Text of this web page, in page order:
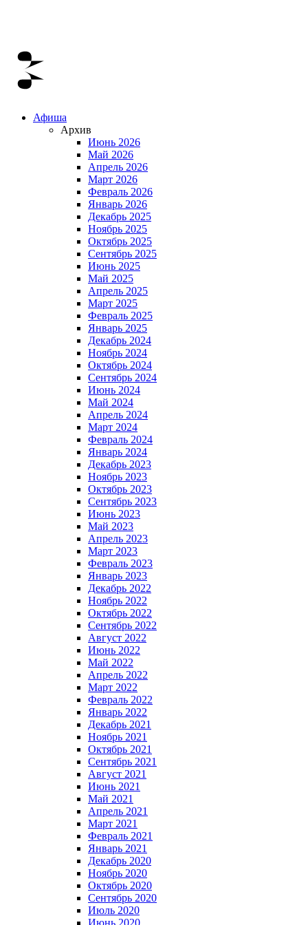
Афиша
Архив
Июнь 2026
Май 2026
Апрель 2026
Март 2026
Февраль 2026
Январь 2026
Декабрь 2025
Ноябрь 2025
Октябрь 2025
Сентябрь 2025
Июнь 2025
Май 2025
Апрель 2025
Март 2025
Февраль 2025
Январь 2025
Декабрь 2024
Ноябрь 2024
Октябрь 2024
Сентябрь 2024
Июнь 2024
Май 2024
Апрель 2024
Март 2024
Февраль 2024
Январь 2024
Декабрь 2023
Ноябрь 2023
Октябрь 2023
Сентябрь 2023
Июнь 2023
Май 2023
Апрель 2023
Март 2023
Февраль 2023
Январь 2023
Декабрь 2022
Ноябрь 2022
Октябрь 2022
Сентябрь 2022
Август 2022
Июнь 2022
Май 2022
Апрель 2022
Март 2022
Февраль 2022
Январь 2022
Декабрь 2021
Ноябрь 2021
Октябрь 2021
Сентябрь 2021
Август 2021
Июнь 2021
Май 2021
Апрель 2021
Март 2021
Февраль 2021
Январь 2021
Декабрь 2020
Ноябрь 2020
Октябрь 2020
Сентябрь 2020
Июль 2020
Июнь 2020